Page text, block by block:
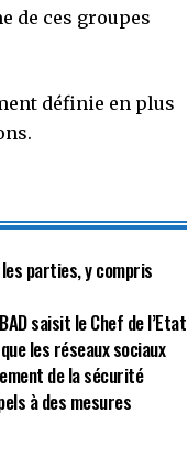
de ces groupes
définie en plus
parties, y compris
saisit le Chef de l’Etat
les réseaux sociaux
de la sécurité
à des mesures